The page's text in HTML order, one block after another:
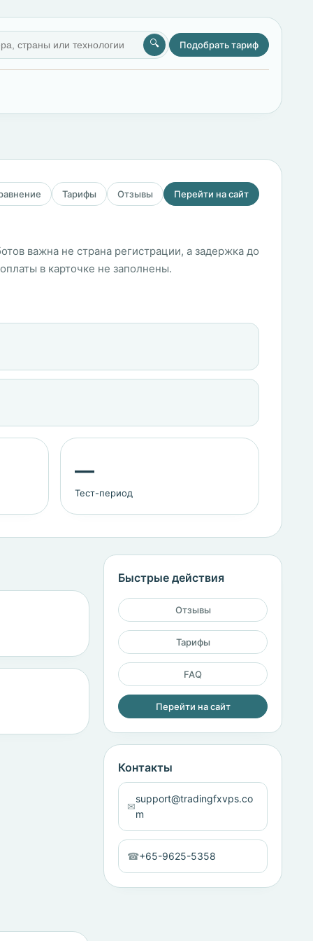
🔍 Подобрать тариф
Тарифы Отзывы Перейти на сайт
важна не страна регистрации, а задержка до
в карточке не заполнены.
—
Тест-период
Быстрые действия
Отзывы
Тарифы
FAQ
Перейти на сайт
Контакты
✉
support@tradingfxvps.co
m
☎+65-9625-5358